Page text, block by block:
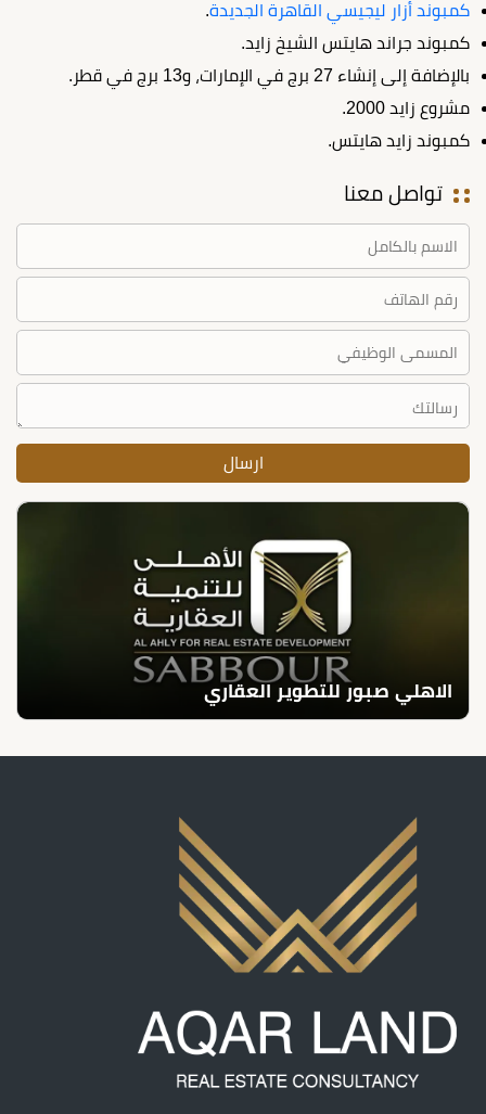
كمبوند أزار ليجيسي القاهرة الجديدة.
كمبوند جراند هايتس الشيخ زايد.
بالإضافة إلى إنشاء 27 برج في الإمارات، و13 برج في قطر.
مشروع زايد 2000.
كمبوند زايد هايتس.
تواصل معنا
الاهلي صبور للتطوير العقاري